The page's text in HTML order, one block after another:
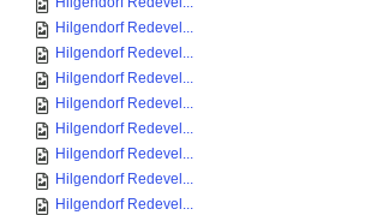
Hilgendorf Redevel...
Hilgendorf Redevel...
Hilgendorf Redevel...
Hilgendorf Redevel...
Hilgendorf Redevel...
Hilgendorf Redevel...
Hilgendorf Redevel...
Hilgendorf Redevel...